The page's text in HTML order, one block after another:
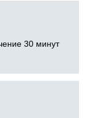
30 минут